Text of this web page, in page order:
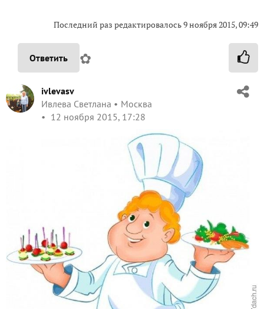
Последний раз редактировалось9 ноября 2015, 09:49
Ответить ✿
ivlevasv
Ивлева Светлана
Москва
12 ноября 2015, 17:28